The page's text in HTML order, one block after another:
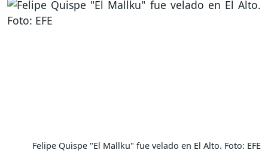
Felipe Quispe "El Mallku" fue velado en El Alto. Foto: EFE